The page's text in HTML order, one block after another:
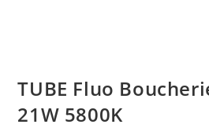
TUBE Fluo
21W 5800K